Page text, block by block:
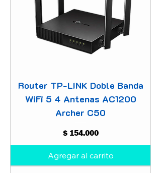
Router TP-LINK Doble Banda
WiFi 5 4 Antenas AC1200
Archer C50
Precio
$ 154.000
Agregar al carrito